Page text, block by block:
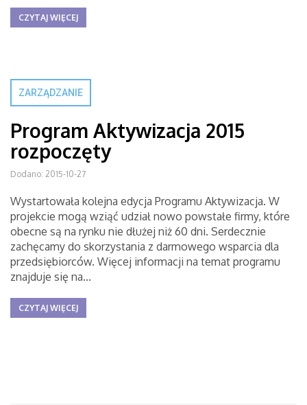
CZYTAJ WIĘCEJ
ZARZĄDZANIE
Program Aktywizacja 2015
rozpoczęty
Dodano: 2015-10-27
Wystartowała kolejna edycja Programu Aktywizacja. W
projekcie mogą wziąć udział nowo powstałe firmy, które
obecne są na rynku nie dłużej niż 60 dni. Serdecznie
zachęcamy do skorzystania z darmowego wsparcia dla
przedsiębiorców. Więcej informacji na temat programu
znajduje się na...
CZYTAJ WIĘCEJ